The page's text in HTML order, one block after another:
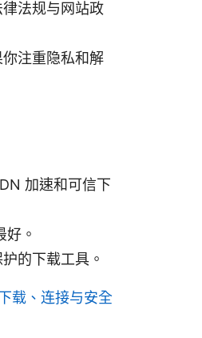
法规与网站政
注重隐私和解
加速和可信下
。
的下载工具。
载、连接与安全